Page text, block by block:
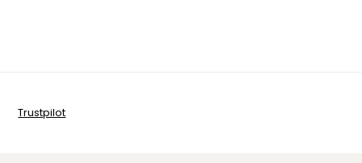
Trustpilot